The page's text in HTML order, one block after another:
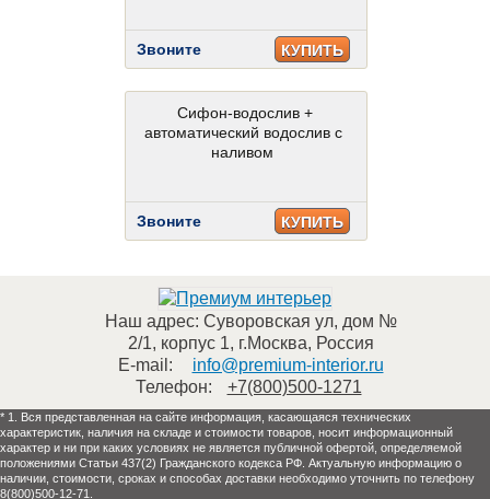
Звоните КУПИТЬ
Сифон-водослив +
автоматический водослив с
наливом
Звоните КУПИТЬ
Наш адрес: Суворовская ул, дом №
2/1, корпус 1, г.Москва, Россия
E-mail:
info@premium-interior.ru
Телефон:
+7(800)500-1271
* 1. Вся представленная на сайте информация, касающаяся технических
характеристик, наличия на складе и стоимости товаров, носит информационный
характер и ни при каких условиях не является публичной офертой, определяемой
положениями Статьи 437(2) Гражданского кодекса РФ. Актуальную информацию о
наличии, стоимости, сроках и способах доставки необходимо уточнить по телефону
8(800)500-12-71.